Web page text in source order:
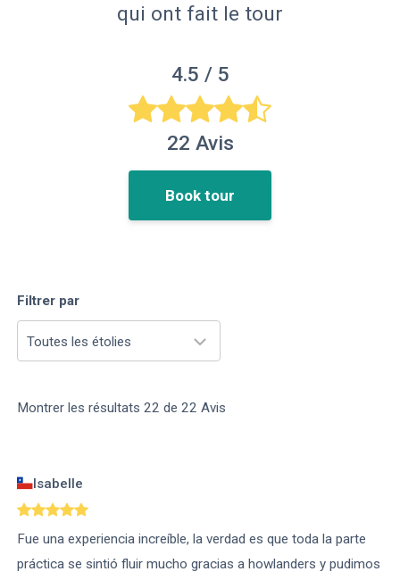
qui ont fait le tour
4.5 / 5
22 Avis
Book tour
Filtrer par
Toutes les étolies
Montrer les résultats 22 de 22 Avis
Isabelle
Fue una experiencia increíble, la verdad es que toda la parte
práctica se sintió fluir mucho gracias a howlanders y pudimos